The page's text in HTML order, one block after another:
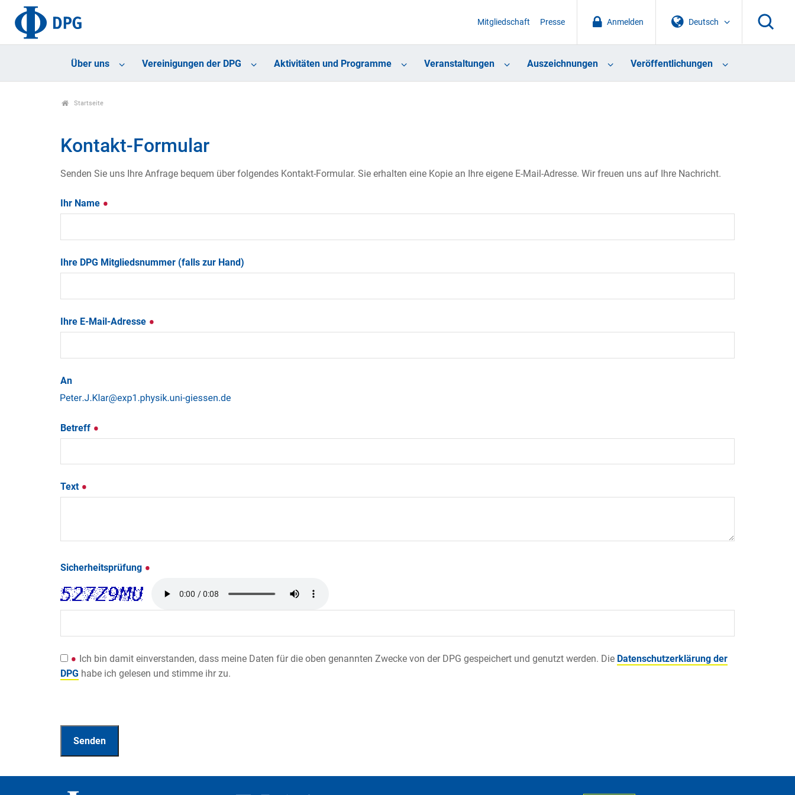
Deutsch
Anmelden
Mitgliedschaft Presse
Über uns Vereinigungen der DPG Aktivitäten und Programme Veranstaltungen Auszeichnungen Veröffentlichungen
Startseite
Kontakt-Formular
Senden Sie uns Ihre Anfrage bequem über folgendes Kontakt-Formular. Sie erhalten eine Kopie an Ihre eigene E-Mail-Adresse. Wir freuen uns auf Ihre Nachricht.
Ihr Name
Ihre DPG Mitgliedsnummer (falls zur Hand)
Ihre E-Mail-Adresse
An
Betreff
Text
Sicherheitsprüfung
Ich bin damit einverstanden, dass meine Daten für die oben genannten Zwecke von der DPG gespeichert und genutzt werden. Die Datenschutzerklärung der
DPG habe ich gelesen und stimme ihr zu.